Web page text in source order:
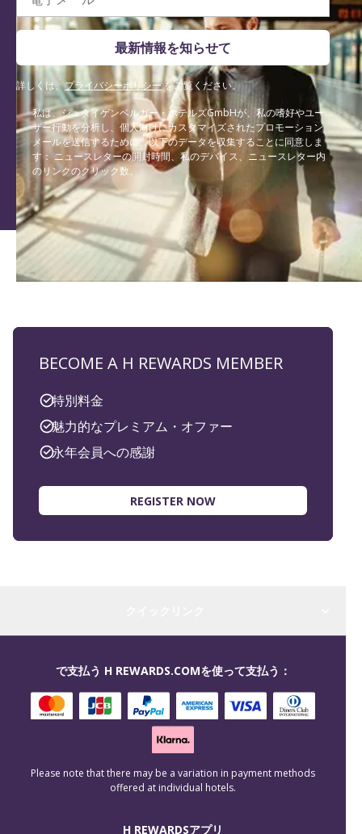
最新情報を知らせて
詳しくは、プライバシーポリシーをご覧ください。
私は、シュタイゲンベルガー・ホテルズGmbHが、私の嗜好やユー
ザー行動を分析し、個人向けにカスタマイズされたプロモーション
メールを送信するために、以下のデータを収集することに同意しま
す： ニュースレターの開封時間、私のデバイス、ニュースレター内
のリンクのクリック数。
BECOME A H REWARDS MEMBER
特別料金
魅力的なプレミアム・オファー
永年会員への感謝
REGISTER NOW
H REWARDSアプリ
で支払う H REWARDS.COMを使って支払う：
Please note that there may be a variation in payment methods
offered at individual hotels.